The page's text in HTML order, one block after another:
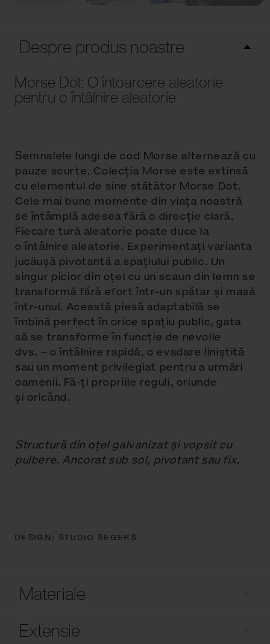
Despre produs noastre
Morse Dot: O întoarcere aleatorie
pentru o întâlnire aleatorie
Semnalele lungi de cod Morse alternează cu
pauze scurte. Colecția Morse este extinsă
cu elementul de sine stătător Morse Dot.
Cele mai bune momente din viața noastră
se întâmplă adesea fără o direcție clară.
Fiecare tură aleatorie poate duce la
o întâlnire aleatorie. Experimentați varianta
jucăușă pivotantă a spațiului public. Un
singur picior din oțel cu un scaun din lemn se
transformă fără efort într-un spătar și masă
într-unul. Această piesă adaptabilă se
îmbină perfect în orice spațiu public, gata
să se transforme în funcție de nevoile
dvs. – o întâlnire rapidă, o evadare liniștită
sau un moment privilegiat pentru a urmări
oamenii. Fă-ți propriile reguli, oriunde
și oricând.
Structură din oțel galvanizat și vopsit cu
pulbere. Ancorat sub sol, pivotant sau fix.
DESIGN: STUDIO SEGERS
Materiale
Extensie